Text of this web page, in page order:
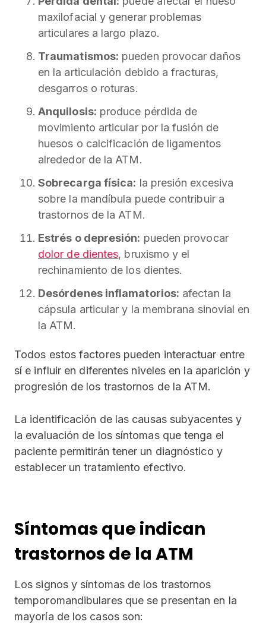
maxilofacial y generar problemas
articulares a largo plazo.
Traumatismos: pueden provocar daños
en la articulación debido a fracturas,
desgarros o roturas.
Anquilosis: produce pérdida de
movimiento articular por la fusión de
huesos o calcificación de ligamentos
alrededor de la ATM.
Sobrecarga física: la presión excesiva
sobre la mandíbula puede contribuir a
trastornos de la ATM.
Estrés o depresión: pueden provocar
dolor de dientes, bruxismo y el
rechinamiento de los dientes.
Desórdenes inflamatorios: afectan la
cápsula articular y la membrana sinovial en
la ATM.
Todos estos factores pueden interactuar entre
sí e influir en diferentes niveles en la aparición y
progresión de los trastornos de la ATM.
La identificación de las causas subyacentes y
la evaluación de los síntomas que tenga el
paciente permitirán tener un diagnóstico y
establecer un tratamiento efectivo.
Síntomas que indican
trastornos de la ATM
Los signos y síntomas de los trastornos
temporomandibulares que se presentan en la
mayoría de los casos son: